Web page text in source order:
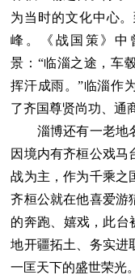
为当时的文化中心
峰。《战国策》中
景：“临淄之途，车
挥汗成雨。”临淄作
了齐国尊贤尚功、通
淄博还有一老地名
因境内有齐桓公戏马
战为主，作为千乘之
齐桓公就在他喜爱游
的奔跑、嬉戏，此台
地开疆拓土、务实进
一匡天下的盛世荣光。